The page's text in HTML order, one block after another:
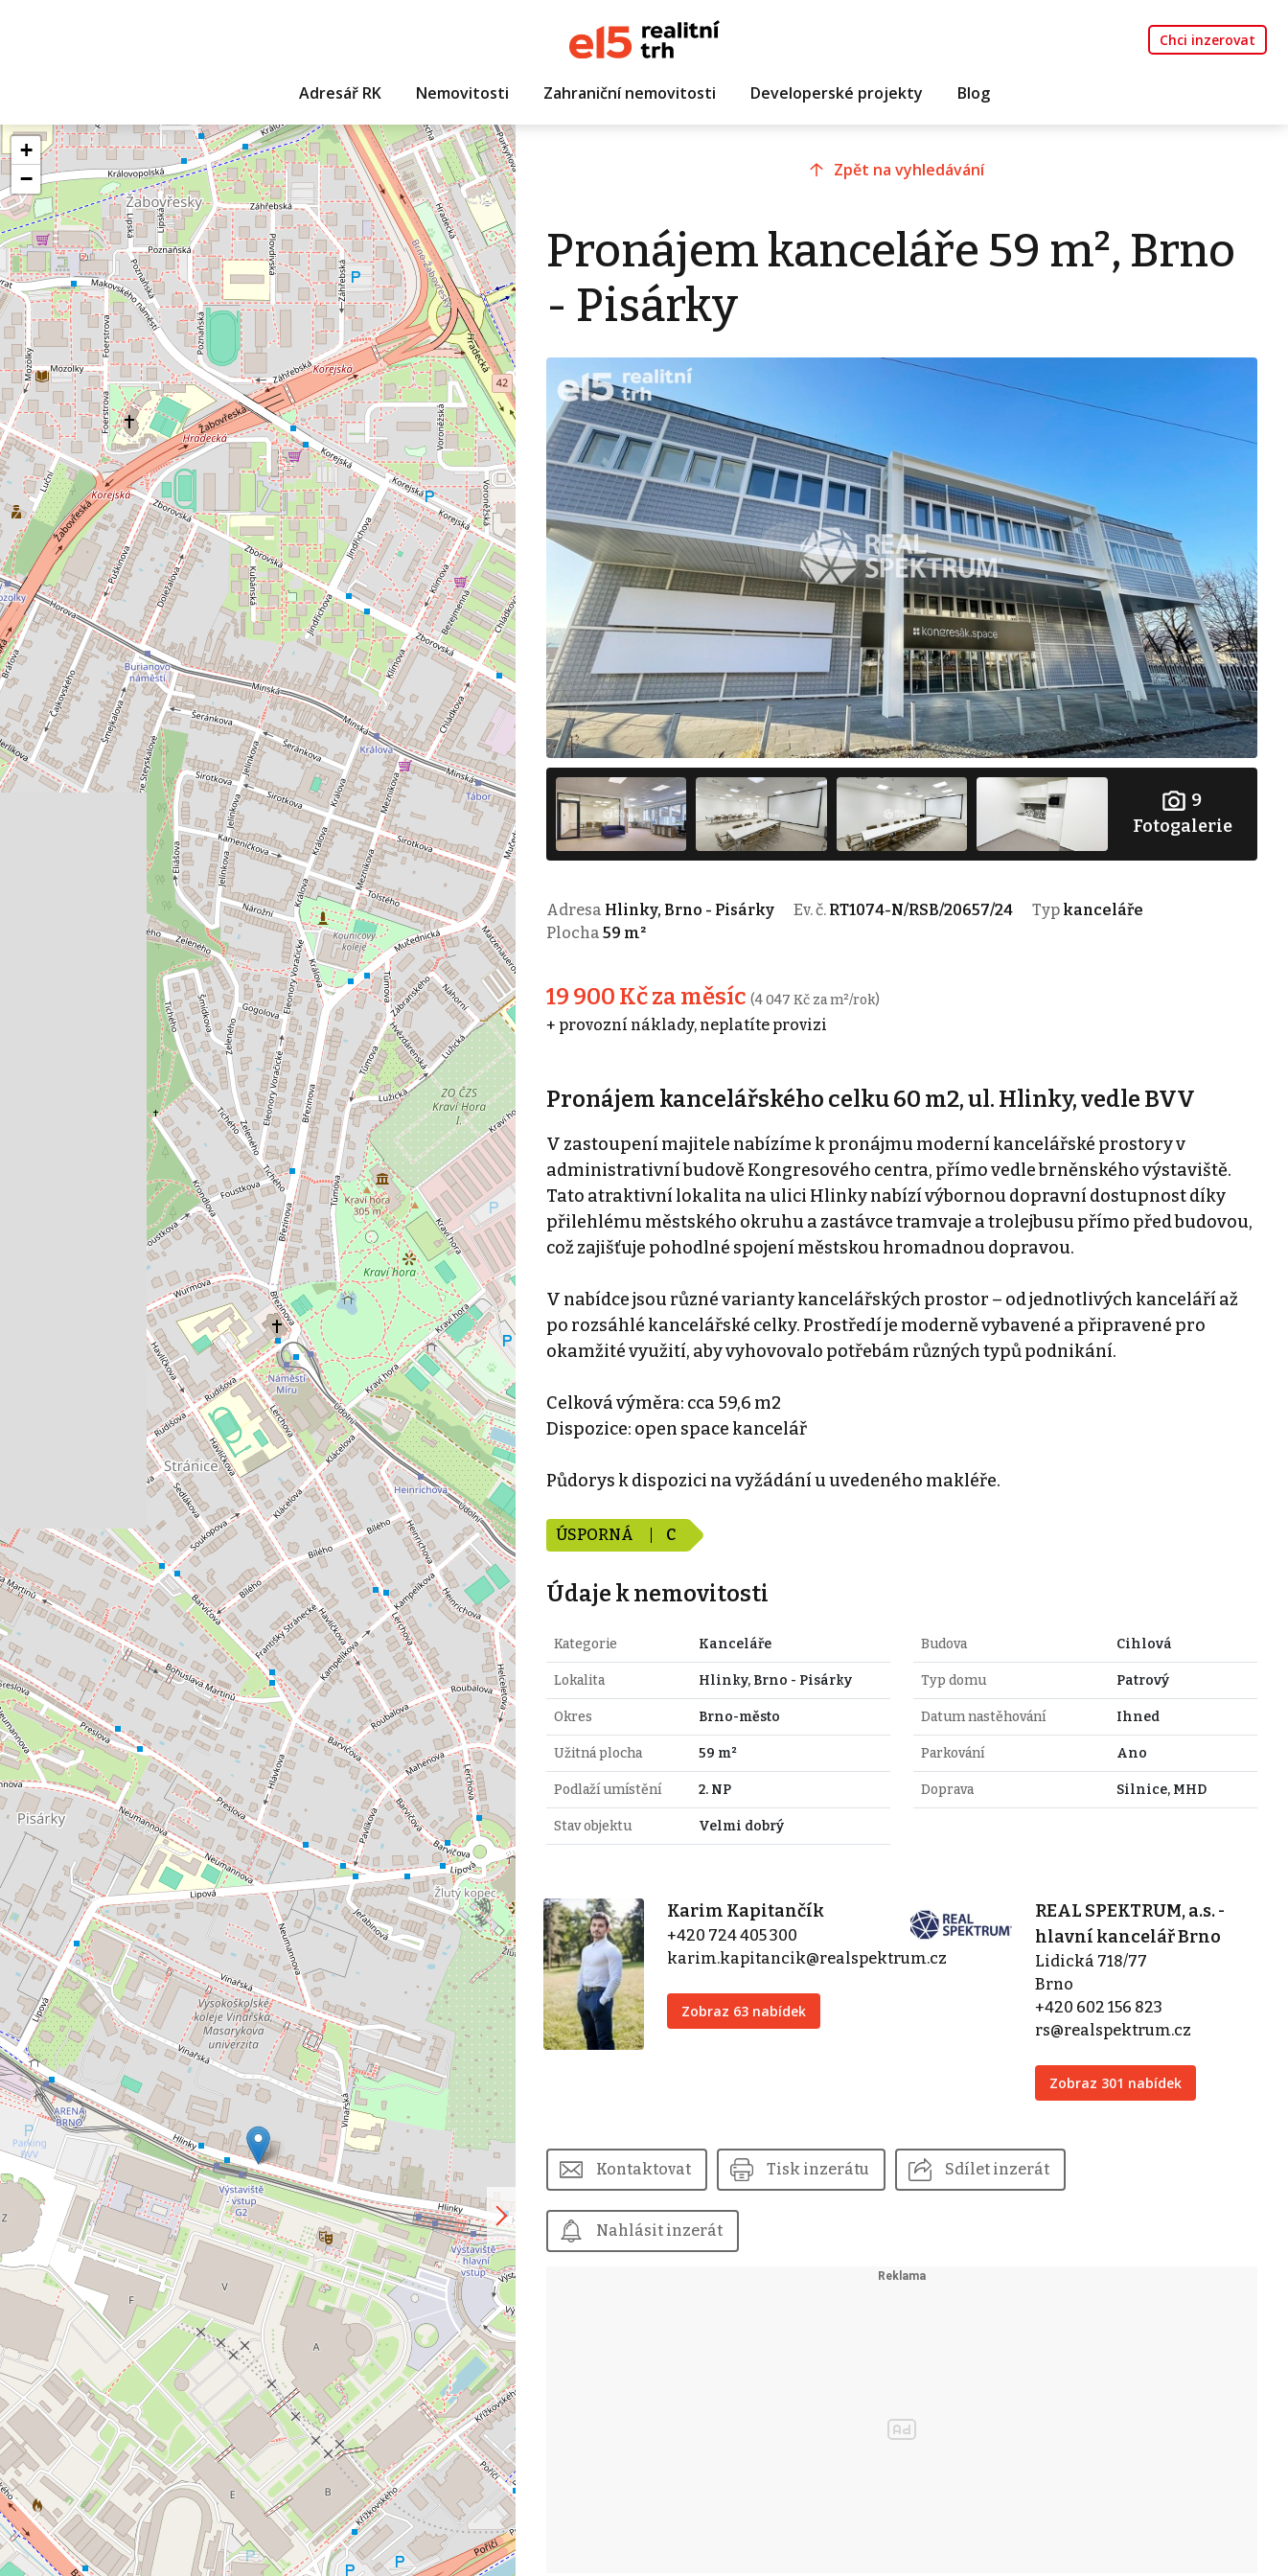
Chci inzerovat
Adresář RK Nemovitosti Zahraniční nemovitosti Developerské projekty Blog
+
−
Zpět na vyhledávání
Pronájem kanceláře 59 m², Brno
- Pisárky
9
Fotogalerie
Adresa Hlinky, Brno - Pisárky Ev. č. RT1074-N/RSB/20657/24 Typ kanceláře
Plocha 59 m²
19 900 Kč za měsíc (4 047 Kč za m²/rok)
+ provozní náklady, neplatíte provizi
Pronájem kancelářského celku 60 m2, ul. Hlinky, vedle BVV
V zastoupení majitele nabízíme k pronájmu moderní kancelářské prostory v
administrativní budově Kongresového centra, přímo vedle brněnského výstaviště.
Tato atraktivní lokalita na ulici Hlinky nabízí výbornou dopravní dostupnost díky
přilehlému městského okruhu a zastávce tramvaje a trolejbusu přímo před budovou,
což zajišťuje pohodlné spojení městskou hromadnou dopravou.
V nabídce jsou různé varianty kancelářských prostor – od jednotlivých kanceláří až
po rozsáhlé kancelářské celky. Prostředí je moderně vybavené a připravené pro
okamžité využití, aby vyhovovalo potřebám různých typů podnikání.
Celková výměra: cca 59,6 m2
Dispozice: open space kancelář
Půdorys k dispozici na vyžádání u uvedeného makléře.
ÚSPORNÁ C
Údaje k nemovitosti
Kategorie Kanceláře
Lokalita Hlinky, Brno - Pisárky
Okres Brno-město
Užitná plocha 59 m²
Podlaží umístění 2. NP
Stav objektu Velmi dobrý
Budova Cihlová
Typ domu Patrový
Datum nastěhování Ihned
Parkování Ano
Doprava Silnice, MHD
Karim Kapitančík
+420 724 405 300
karim.kapitancik@realspektrum.cz
Zobraz 63 nabídek
REAL SPEKTRUM, a.s. -
hlavní kancelář Brno
Lidická 718/77
Brno
+420 602 156 823
rs@realspektrum.cz
Zobraz 301 nabídek
Kontaktovat Tisk inzerátu Sdílet inzerát
Nahlásit inzerát